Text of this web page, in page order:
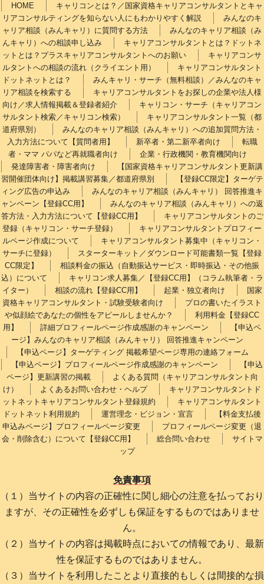
HOME
キャリコンとは？／国家資格キャリアコンサルタントとキャ
リアコンサルティングを知らない人にもわかりやすく解説
みんなのキ
ャリア相談（みんキャリ）に質問する方法
みんなのキャリア相談（み
んキャリ）への相談申し込み
キャリアコンサルタントとは？ドットネ
ットとは？プラスキャリアコンサルタントへのお願い
キャリアコンサ
ルタントへの相談の流れ（クライエント用）
キャリアコンサルタント
ドットネットとは？
みんキャリ・サーチ（無料相談）／みんなのキャ
リア相談を検索する
キャリアコンサルタントをお探しの企業や法人様
向け／求人情報掲載＆登録者紹介
キャリコン・サーチ（キャリアコン
サルタント検索／キャリコン検索）
キャリアコンサルタント一覧（都
道府県別）
みんなのキャリア相談（みんキャリ）への追加質問方法・
入力方法について【質問者用】
新卒者・第二新卒者向け
転職
者・ママ パパなど再就職者向け
企業・行政機関・教育機関向け
発達障害者・障害者向け
【国家資格キャリアコンサルタント更新講
習開催団体向け】掲載講習募集／都道府県別
【登録CC限定】ターゲテ
ィング広告の申込み
みんなのキャリア相談（みんキャリ） 回答推進キ
ャンペーン【登録CC用】
みんなのキャリア相談（みんキャリ）への返
答方法・入力方法について【登録CC用】
キャリアコンサルタントのご
登録（キャリコン・サーチ登録）
キャリアコンサルタントプロフィー
ルページ作成について
キャリアコンサルタント募集中（キャリコン・
サーチに登録）
スターターキット／ダウンロード可能書類一覧【登録
CC限定】
相談料金の振込（自動振込サービス・即時振込・その他振
込）について
キャリコン求人募集／【登録CC用】（コラム執筆者・ラ
イター）
相談の流れ【登録CC用】 起業・独立者向け
国家
資格キャリアコンサルタント・試験受験者向け
プロの書いたイラスト
や似顔絵であなたの個性をアピールしませんか？
利用料金【登録CC
用】
詳細プロフィールページ作成感謝のキャンペーン
【申込ペ
ージ】みんなのキャリア相談（みんキャリ） 回答推進キャンペーン
【申込ページ】ターゲティング 掲載希望ページ専用の連絡フォーム
【申込ページ】プロフィールページ作成感謝のキャンペーン
【申込
ページ】更新講習の掲載
よくある質問（キャリアコンサルタント向
け）
よくあるお問い合わせ・ヘルプ
キャリアコンサルタントド
ットネットキャリアコンサルタント登録規約
キャリアコンサルタント
ドットネット利用規約
運営理念・ビジョン・宣言
【料金支払後
申込みページ】プロフィールページ変更
プロフィールページ変更（退
会・削除含む）について【登録CC用】
総合問い合わせ
サイトマ
ップ
免責事項
（１）当サイトの内容の正確性に関し細心の注意を払っており
ますが、その正確性を必ずしも保証をするものではありませ
ん。
（２）当サイトの内容は掲載時点においての情報であり、最新
性を保証するものではありません。
（３）当サイトを利用したことより直接的もしくは間接的な損